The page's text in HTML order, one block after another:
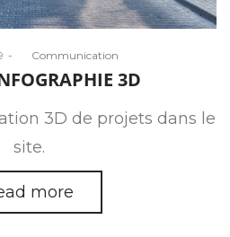
Communication
3D
3D de projets dans le
site.
more